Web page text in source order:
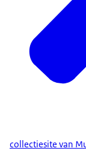
collectiesite van